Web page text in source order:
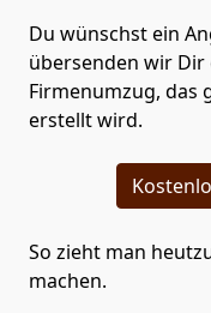
Du wünschst ein
übersenden wir
Firmenumzug, das
erstellt wird.
So zieht man
machen.